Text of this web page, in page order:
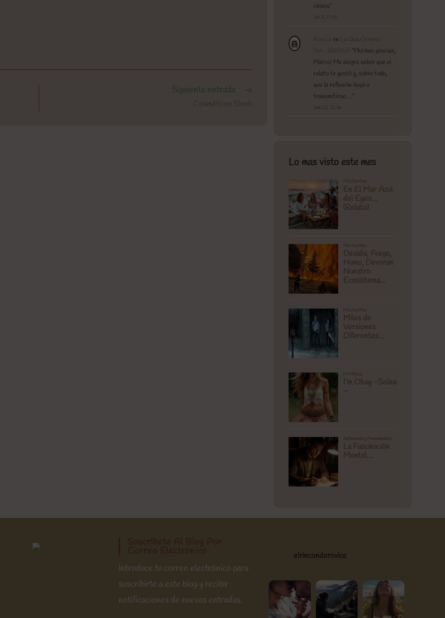
Siguiente entrada
Cosméticos Sleek
chinos”
Jul 3, 17:45
Rovica en
Lo Que Quieres
Ser…(Relato) : “Muchas gracias,
Marco! Me alegra saber que el
relato te gustó y, sobre todo,
que la reflexión llegó a
transmitirse.…”
Jun 22, 12:16
Lo mas visto este mes
Introduce tu correo electrónico para
suscribirte a este blog y recibir
notificaciones de nuevas entradas.
elrinconderovica